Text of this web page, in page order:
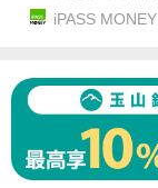
iPASS MONEY